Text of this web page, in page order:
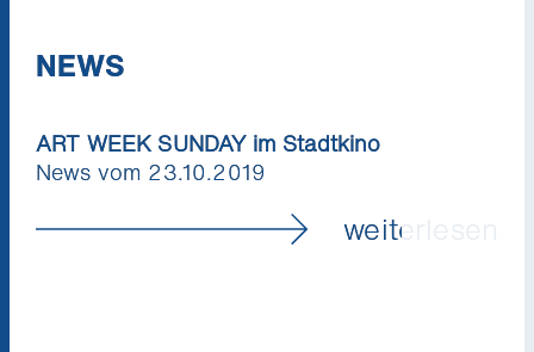
NEWS
ART WEEK SUNDAY im Stadtkino
News vom 23.10.2019
weiterlesen